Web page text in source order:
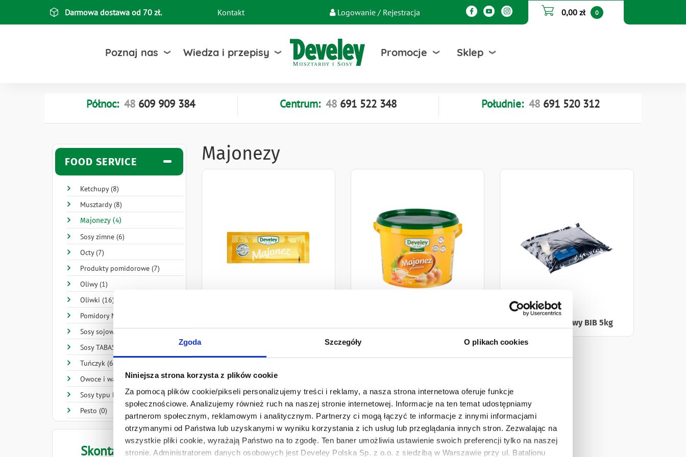
Zgoda Szczegóły O plikach cookies
Niniejsza strona korzysta z plików cookie
Za pomocą plików cookie/pikseli personalizujemy treści i reklamy, a nasza strona internetowa oferuje funkcje
społecznościowe. Analizujemy również ruch na naszej stronie internetowej. Informacje na ten temat udostępniamy
partnerom społecznym, reklamowym i analitycznym. Partnerzy ci mogą łączyć te informacje z innymi informacjami
otrzymanymi od Państwa lub uzyskanymi w wyniku korzystania z ich usług lub przeglądania innych stron. Zezwalając na
wszystkie pliki cookie, wyrażają Państwo na to zgodę. Ten baner umożliwia ustawienie swoich preferencji tylko na naszej
stronie. Administratorem danych osobowych jest Develey Polska Sp. z o.o. z siedzibą w Warszawie przy ul. Batalionu
Darmowa dostawa od 70 zł. Kontakt Logowanie / Rejestracja 0,00 zł 0
Poznaj nas Wiedza i przepisy Promocje Sklep
Północ: 48 609 909 384 Centrum: 48 691 522 348 Południe: 48 691 520 312
FOOD SERVICE
Ketchupy (8)
Musztardy (8)
Majonezy (4)
Sosy zimne (6)
Octy (7)
Produkty pomidorowe (7)
Oliwy (1)
Oliwki (16)
Pomidory Mutti (16)
Sosy sojowe Kikkoman® (14)
Sosy TABASCO® Brand (10)
Tuńczyk (6)
Owoce i warzywa (3)
Sosy typu Relish (3)
Pesto (0)
Skontaktuj się
Majonezy
Sos Majonezowy BIB 5kg